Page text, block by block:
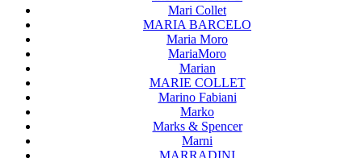
Mari Collet
MARIA BARCELO
Maria Moro
MariaMoro
Marian
MARIE COLLET
Marino Fabiani
Marko
Marks & Spencer
Marni